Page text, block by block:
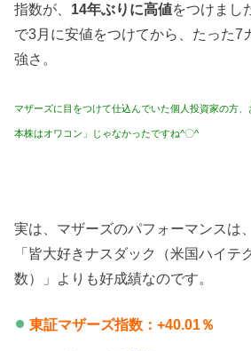
指数が、 14年ぶりに高値をつけまし
で3月に安値をつけてから、たった7
強さ。
マザーズに目をつけて仕込んでいた個人投資家の方
本株はオワコン」じゃなかったですね^〇^
実は、マザーズのパフォーマンスは
「皆大好きナスダック（米国ハイテ
数）」よりも好成績なのです。
東証マザーズ指数：+40.01％